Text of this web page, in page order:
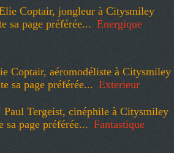
Coptair, jongleur à Citysmiley
sa page préférée... Energique
Coptair, aéromodéliste à Citysmiley
sa page préférée... Exterieur
Paul Tergeist, cinéphile à Citysmiley
sa page préférée... Fantastique